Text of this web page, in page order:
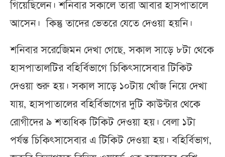
গিয়েছিলেন। শনিবার সকালে তারা আবার হাসপাতালে
আসেন। কিন্তু তাদের ভেতরে যেতে দেওয়া হয়নি।
শনিবার সরেজেিমন দেখা গেছে, সকাল সাড়ে ৮টা থেকে
হাসপাতালটির বহির্বিভাগে চিকিৎসাসেবার টিকিট
দেওয়া শুরু হয়। সকাল সাড়ে ১০টায় খোঁজ নিয়ে দেখা
যায়, হাসপাতালের বহির্বিভাগের দুটি কাউন্টার থেকে
রোগীদের ৯ শতাধিক টিকিট দেওয়া হয়। বেলা ১টা
পর্যন্ত চিকিৎসাসেবার এ টিকিট দেওয়া হয়। বহির্বিভাগ,